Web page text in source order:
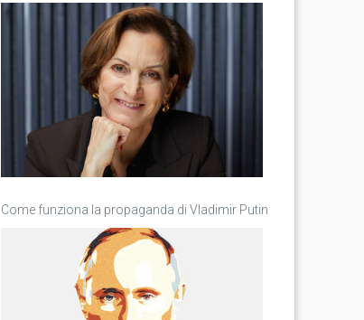
Come funziona la propaganda di Vladimir Putin